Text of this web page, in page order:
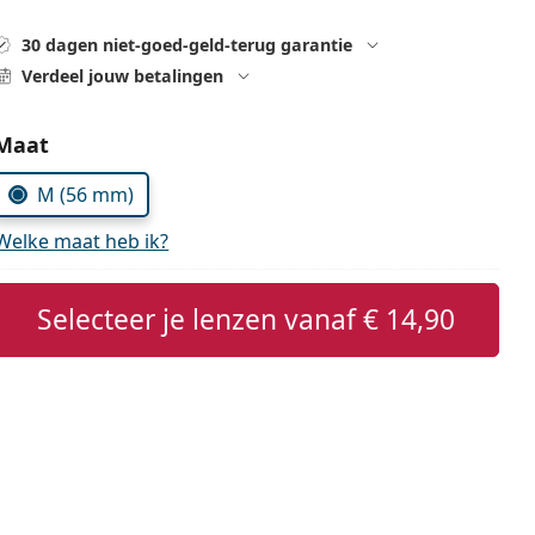
30 dagen niet-goed-geld-terug garantie
Verdeel jouw betalingen
parameters:
M (56 mm)
maat heb ik?
Selecteer je lenzen vanaf€ 14,90